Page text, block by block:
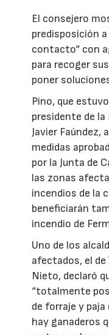
El consejero
predisposición
contacto“ con
para recoger
poner
Pino, que
presidente de
Javier Faúndez,
medidas
por la Junta de
las zonas
incendios de la
beneficiarán
incendio de
Uno de los
afectados, el de
Nieto, declaró
“totalmente
de forraje y
hay ganaderos